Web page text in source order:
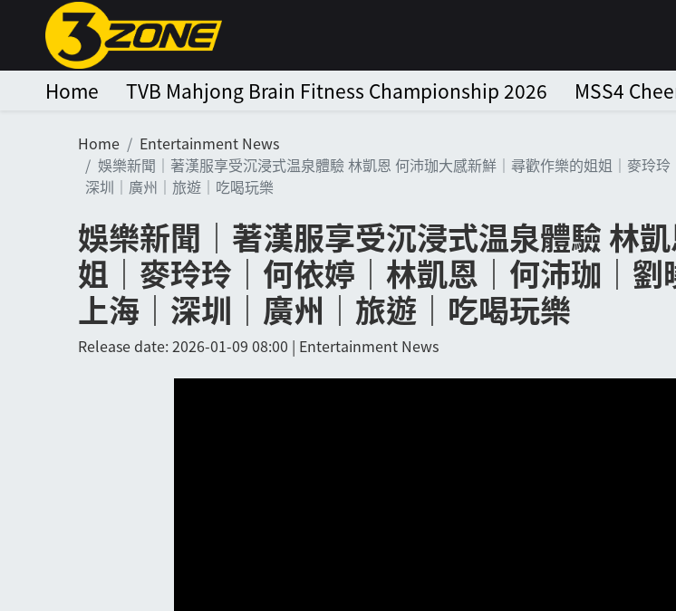
Home TVB Mahjong Brain Fitness Championship 2026 MSS4
Home
Entertainment News
娛樂新聞｜著漢服享受沉浸式温泉體驗 林凱恩 何沛珈大感新鮮｜尋歡作樂的姐姐｜麥玲
深圳｜廣州｜旅遊｜吃喝玩樂
娛樂新聞｜著漢服享受沉浸式温泉體驗 林
姐｜麥玲玲｜何依婷｜林凱恩｜何沛珈｜劉
上海｜深圳｜廣州｜旅遊｜吃喝玩樂
Release date: 2026-01-09 08:00 | Entertainment News